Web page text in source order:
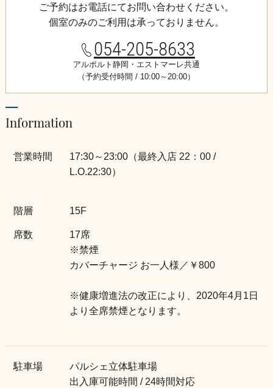
ご予約はお電話にてお問い合わせください。
個室のみのご利用は承っておりません。
054-205-8633
アルポルト静岡・エストマーレ共通
（予約受付時間 / 10:00～20:00）
Information
営業時間
17:30～23:00（最終入店 22：00 /
L.O.22:30）
階層 15F
席数
17席
※禁煙
カバーチャージ お一人様／￥800
※健康増進法の改正により、2020年4月1日
より全席禁煙となります。
駐車場
パルシェ立体駐車場
出入庫可能時間 / 24時間対応